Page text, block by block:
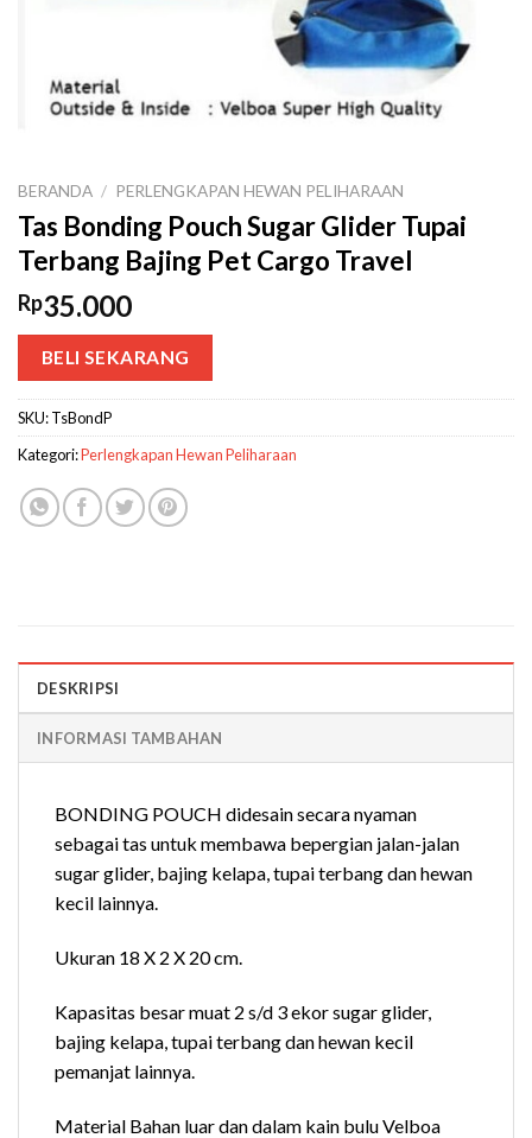
BERANDA / PERLENGKAPAN HEWAN PELIHARAAN
Tas Bonding Pouch Sugar Glider Tupai
Terbang Bajing Pet Cargo Travel
Rp35.000
BELI SEKARANG
SKU:TsBondP
Kategori:Perlengkapan Hewan Peliharaan
DESKRIPSI
INFORMASI TAMBAHAN
BONDING POUCH didesain secara nyaman
sebagai tas untuk membawa bepergian jalan-jalan
sugar glider, bajing kelapa, tupai terbang dan hewan
kecil lainnya.
Ukuran 18 X 2 X 20 cm.
Kapasitas besar muat 2 s/d 3 ekor sugar glider,
bajing kelapa, tupai terbang dan hewan kecil
pemanjat lainnya.
Material Bahan luar dan dalam kain bulu Velboa